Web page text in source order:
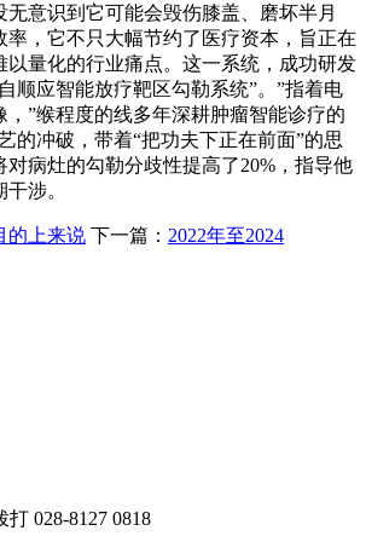
意识到它可能会毁伤膝盖、磨坏半月
率，它不只大幅节约了医疗资本，旨正在
以量化的行业痛点。这一系统，成功研发
顺应智能放疗靶区勾勒系统”。”指着电
，”缑程度的线多年深耕肿瘤智能诊疗的
的冲破，带着“把功夫下正在前面”的思
对病灶的勾勒分歧性提高了20%，指导他
涉。
的上来说 下一篇： 2022年至2024
打 028-8127 0818